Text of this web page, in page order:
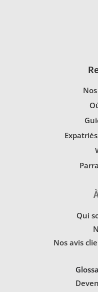
Qui
Nos avis